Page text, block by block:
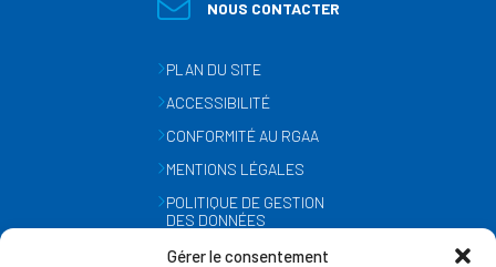
Gérer le consentement
NOUS CONTACTER
PLAN DU SITE
ACCESSIBILITÉ
CONFORMITÉ AU RGAA
MENTIONS LÉGALES
POLITIQUE DE GESTION
DES DONNÉES